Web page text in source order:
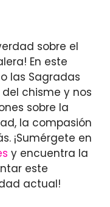
sobre el
En este
las Sagradas
chisme y nos
sobre la
la compasión
¡Sumérgete en
y encuentra la
este
actual!